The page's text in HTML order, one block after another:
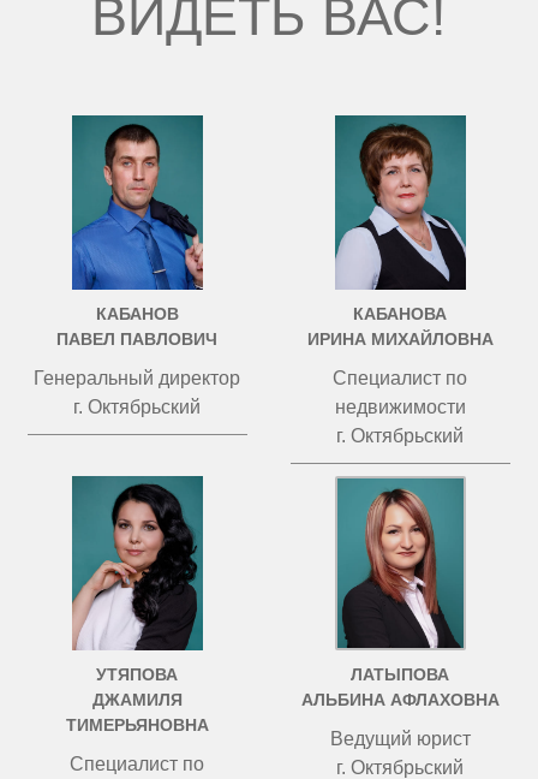
ВИДЕТЬ ВАС!
КАБАНОВ
ПАВЕЛ ПАВЛОВИЧ
Генеральный директор
г. Октябрьский
КАБАНОВА
ИРИНА МИХАЙЛОВНА
Специалист по
недвижимости
г. Октябрьский
УТЯПОВА
ДЖАМИЛЯ
ТИМЕРЬЯНОВНА
Специалист по
ЛАТЫПОВА
АЛЬБИНА АФЛАХОВНА
Ведущий юрист
г. Октябрьский